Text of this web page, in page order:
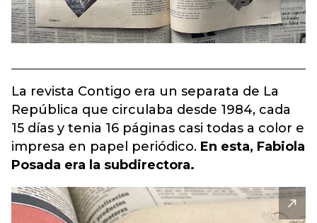
La revista Contigo era un separata de La
República que circulaba desde 1984, cada
15 días y tenia 16 páginas casi todas a color e
impresa en papel periódico. En esta, Fabiola
Posada era la subdirectora.